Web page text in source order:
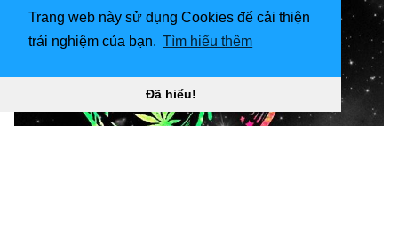
Trang web này sử dụng Cookies để cải thiện
trải nghiệm của bạn. Tìm hiểu thêm
Đã hiểu!